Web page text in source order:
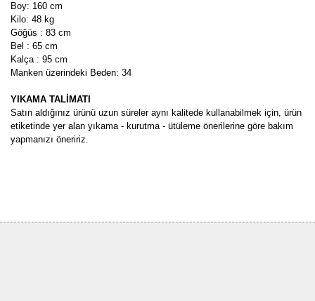
Boy: 160 cm
Kilo: 48 kg
Göğüs : 83 cm
Bel : 65 cm
Kalça : 95 cm
Manken üzerindeki Beden: 34
YIKAMA TALİMATI
Satın aldığınız ürünü uzun süreler aynı kalitede kullanabilmek için, ürün
etiketinde yer alan yıkama - kurutma - ütüleme önerilerine göre bakım
yapmanızı öneririz.